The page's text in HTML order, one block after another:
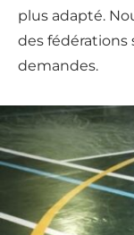
plus adapté.
des fédérations
demandes.